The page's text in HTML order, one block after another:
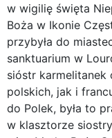
w wigilię święta
Boża w Ikonie
przybyła do
sanktuarium w
sióstr karmelitanek
polskich, jak i
do Polek, była to
w klasztorze